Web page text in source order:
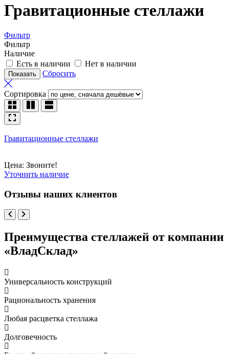
Гравитационные стеллажи
Фильтр
Фильтр
Наличие
Есть в наличии
Нет в наличии
Сбросить
Сортировка
Гравитационные стеллажи
Цена: Звоните!
Уточнить наличие
Отзывы наших клиентов
Преимущества стеллажей от компании
«ВладСклад»
Универсальность конструкций
Рациональность хранения
Любая расцветка стеллажа
Долговечность